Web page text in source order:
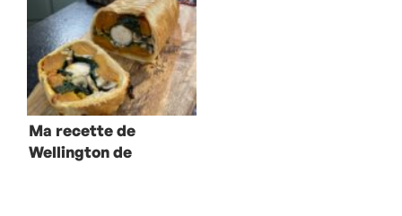
Ma recette de
Wellington de